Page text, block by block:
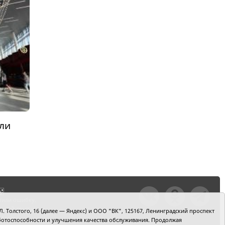
текст и
Толстого, 16 (далее — Яндекс) и ООО "ВК", 125167, Ленинградский проспект
и улучшения качества обслуживания. Продолжая